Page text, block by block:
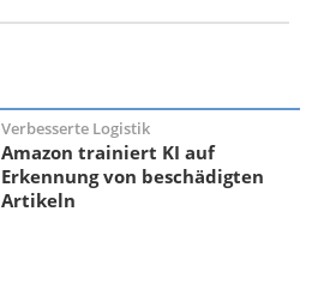
Verbesserte Logistik
Amazon trainiert KI auf
Erkennung von beschädigten
Artikeln